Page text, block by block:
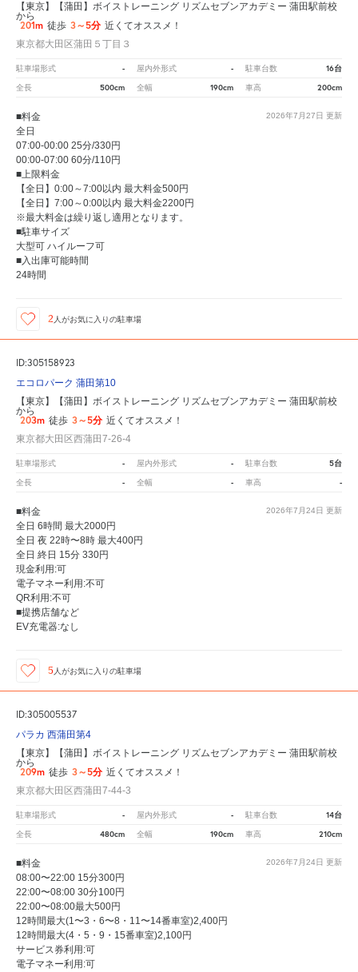
【東京】【蒲田】ボイストレーニング リズムセブンアカデミー 蒲田駅前校
から
201m 徒歩 3～5分 近くてオススメ！
東京都大田区蒲田５丁目３
駐車場形式 - 屋内外形式 - 駐車台数 16台
全長 500cm 全幅 190cm 車高 200cm
2026年7月27日 更新
■料金
全日
07:00-00:00 25分/330円
00:00-07:00 60分/110円
■上限料金
【全日】0:00～7:00以内 最大料金500円
【全日】7:00～0:00以内 最大料金2200円
※最大料金は繰り返し適用となります。
■駐車サイズ
大型可 ハイルーフ可
■入出庫可能時間
24時間
2 人がお気に入りの駐車場
ID:305158923
エコロパーク 蒲田第10
【東京】【蒲田】ボイストレーニング リズムセブンアカデミー 蒲田駅前校
から
203m 徒歩 3～5分 近くてオススメ！
東京都大田区西蒲田7-26-4
駐車場形式 - 屋内外形式 - 駐車台数 5台
全長 - 全幅 - 車高 -
2026年7月24日 更新
■料金
全日 6時間 最大2000円
全日 夜 22時〜8時 最大400円
全日 終日 15分 330円
現金利用:可
電子マネー利用:不可
QR利用:不可
■提携店舗など
EV充電器:なし
5 人がお気に入りの駐車場
ID:305005537
パラカ 西蒲田第4
【東京】【蒲田】ボイストレーニング リズムセブンアカデミー 蒲田駅前校
から
209m 徒歩 3～5分 近くてオススメ！
東京都大田区西蒲田7-44-3
駐車場形式 - 屋内外形式 - 駐車台数 14台
全長 480cm 全幅 190cm 車高 210cm
2026年7月24日 更新
■料金
08:00〜22:00 15分300円
22:00〜08:00 30分100円
22:00〜08:00最大500円
12時間最大(1〜3・6〜8・11〜14番車室)2,400円
12時間最大(4・5・9・15番車室)2,100円
サービス券利用:可
電子マネー利用:可